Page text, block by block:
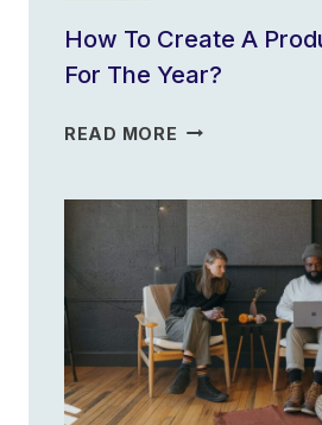
How To Create A
For The Year?
READ MORE HOW
PRODUCTIVITY
PLAN
FOR
THE
YEAR?